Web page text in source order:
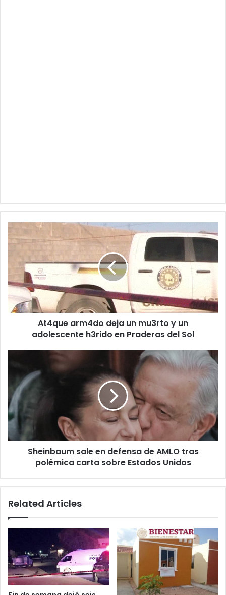
At4que
arm4do
deja
un
mu3rto
y
un
adolescente
h3rido
Praderas
At4que arm4do deja un mu3rto y un
adolescente h3rido en Praderas del Sol
defensa
de
AMLO
tras
polémica
carta
Sheinbaum sale en defensa de AMLO tras
polémica carta sobre Estados Unidos
Related Articles